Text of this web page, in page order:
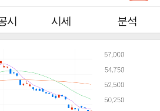
시 시세 분석